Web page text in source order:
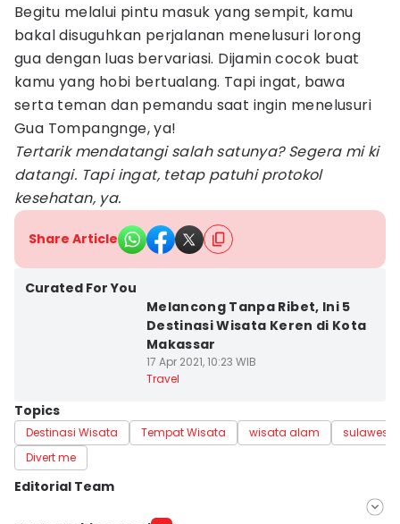
Begitu melalui pintu masuk yang sempit, kamu
bakal disuguhkan perjalanan menelusuri lorong
gua dengan luas bervariasi. Dijamin cocok buat
kamu yang hobi bertualang. Tapi ingat, bawa
serta teman dan pemandu saat ingin menelusuri
Gua Tompangnge, ya!
Tertarik mendatangi salah satunya? Segera mi ki
datangi. Tapi ingat, tetap patuhi protokol
kesehatan, ya.
Share Article
Curated For You
Melancong Tanpa Ribet, Ini 5
Destinasi Wisata Keren di Kota
Makassar
17 Apr 2021, 10:23 WIB
Travel
Topics
Destinasi Wisata Tempat Wisata wisata alam
sulawesi
Divert me
Editorial Team